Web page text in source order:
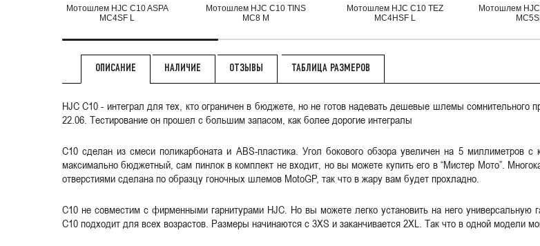
Мотошлем HJC C10 ASPA
MC4SF L
Мотошлем HJC C10 TINS
MC8 M
Мотошлем HJC C10 TEZ
MC4HSF L
Мотошлем HJC
ОПИСАНИЕ НАЛИЧИЕ ОТЗЫВЫ ТАБЛИЦА РАЗМЕРОВ
HJC C10 - интеграл для тех, кто ограничен в бюджете, но не готов надевать дешевые шлемы сомнительного
22.06. Тестирование он прошел с большим запасом, как более дорогие интегралы
C10 сделан из смеси поликарбоната и ABS-пластика. Угол бокового обзора увеличен на 5 миллиметров
максимально бюджетный, сам пинлок в комплект не входит, но вы можете купить его в “Мистер Мото”.
отверстиями сделана по образцу гоночных шлемов MotoGP, так что в жару вам будет прохладно.
C10 не совместим с фирменными гарнитурами HJC. Но вы можете легко установить на него
C10 подходит для всех возрастов. Размеры начинаются с 3XS и заканчивается 2XL. Так что в одной модели